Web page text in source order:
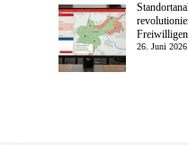
26. Juni 2026